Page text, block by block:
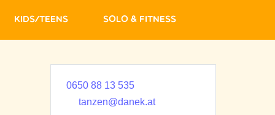
Kids/Teens Solo & Fitness
0650 88 13 535
tanzen@danek.at